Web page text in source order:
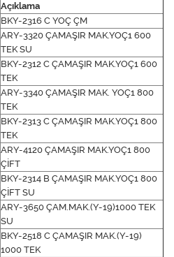
Açıklama
BKY-2316 C YOÇ ÇM
ARY-3320 ÇAMAŞIR MAK.YOÇ1 600
TEK SU
BKY-2312 C ÇAMAŞIR MAK.YOÇ1 600
TEK
ARY-3340 ÇAMAŞIR MAK. YOÇ1 800
TEK
BKY-2313 C ÇAMAŞIR MAK.YOÇ1 800
TEK
ARY-4120 ÇAMAŞIR MAK.YOÇ1 800
ÇİFT
BKY-2314 B ÇAMAŞIR MAK.YOÇ1 800
ÇİFT SU
ARY-3650 ÇAM.MAK.(Y-19)1000 TEK
SU
BKY-2518 C ÇAMAŞIR MAK.(Y-19)
1000 TEK